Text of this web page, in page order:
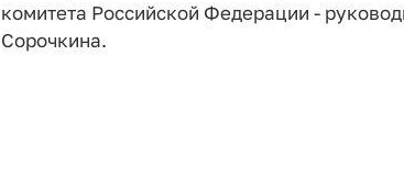
комитета Российской Федерации -
Сорочкина.